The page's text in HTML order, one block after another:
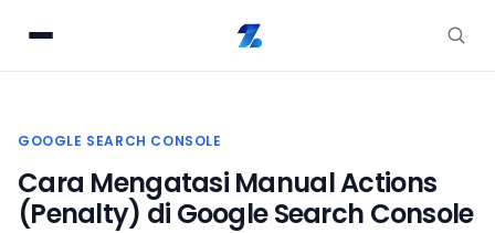
GOOGLE SEARCH CONSOLE
Cara Mengatasi Manual Actions
(Penalty) di Google Search Console